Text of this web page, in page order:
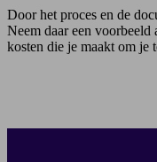
Door het proces en de
Neem daar een
kosten die je maakt om je